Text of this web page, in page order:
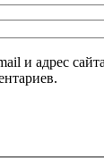
и адрес